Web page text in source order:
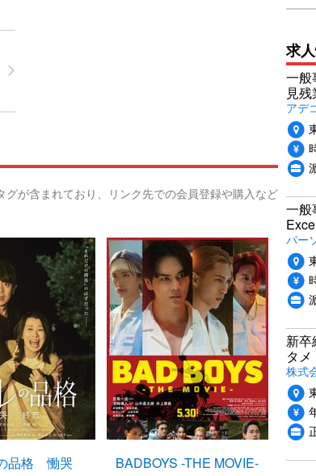
が含まれており、リンク先での会員登録や購入など
品格 慟哭 BADBOYS -THE MOVIE-
求
一般
見
アデ
一般
パー
新
タメ
株式